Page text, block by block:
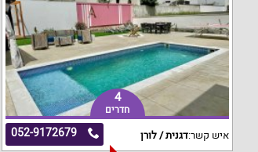
4
חדרים
052-9172679 איש קשר:דגנית / לורן